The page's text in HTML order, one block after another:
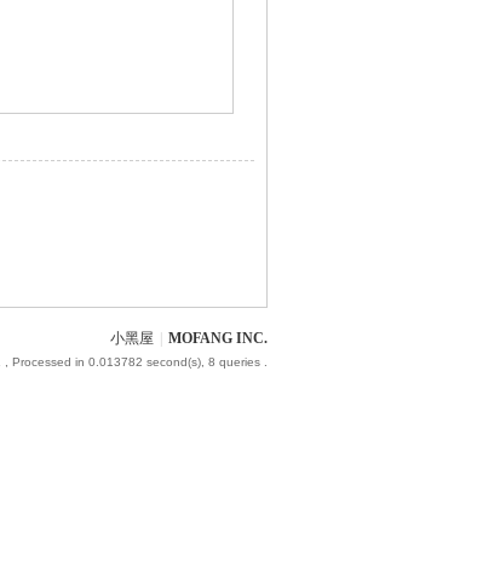
小黑屋 MOFANG INC.
, Processed in 0.013782 second(s), 8 queries .